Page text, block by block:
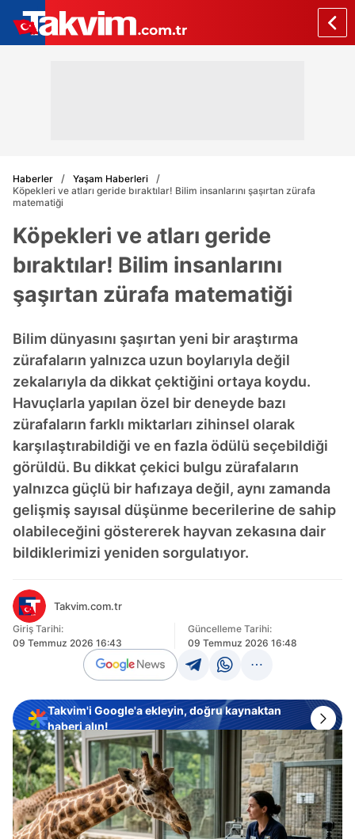
Haberler
Yaşam Haberleri
Köpekleri ve atları geride bıraktılar! Bilim insanlarını şaşırtan zürafa
matematiği
Köpekleri ve atları geride
bıraktılar! Bilim insanlarını
şaşırtan zürafa matematiği
Bilim dünyasını şaşırtan yeni bir araştırma
zürafaların yalnızca uzun boylarıyla değil
zekalarıyla da dikkat çektiğini ortaya koydu.
Havuçlarla yapılan özel bir deneyde bazı
zürafaların farklı miktarları zihinsel olarak
karşılaştırabildiği ve en fazla ödülü seçebildiği
görüldü. Bu dikkat çekici bulgu zürafaların
yalnızca güçlü bir hafızaya değil, aynı zamanda
gelişmiş sayısal düşünme becerilerine de sahip
olabileceğini göstererek hayvan zekasına dair
bildiklerimizi yeniden sorgulatıyor.
Takvim.com.tr
Giriş Tarihi:
09 Temmuz 2026 16:43
Güncelleme Tarihi:
09 Temmuz 2026 16:48
Takvim'i Google'a ekleyin, doğru kaynaktan
haberi alın!